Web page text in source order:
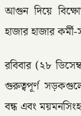
আগুন দিয়ে
হাজার হাজার
রবিবার (২৮
গুরুত্বপূর্ণ
বন্ধ এবং